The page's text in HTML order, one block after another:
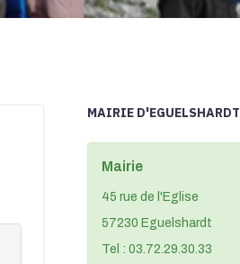
MAIRIE D'EGUELSHARDT
Mairie
45 rue de l'Eglise
57230 Eguelshardt
Tel : 03.72.29.30.33